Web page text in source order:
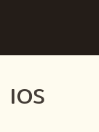
Skip to
IOS